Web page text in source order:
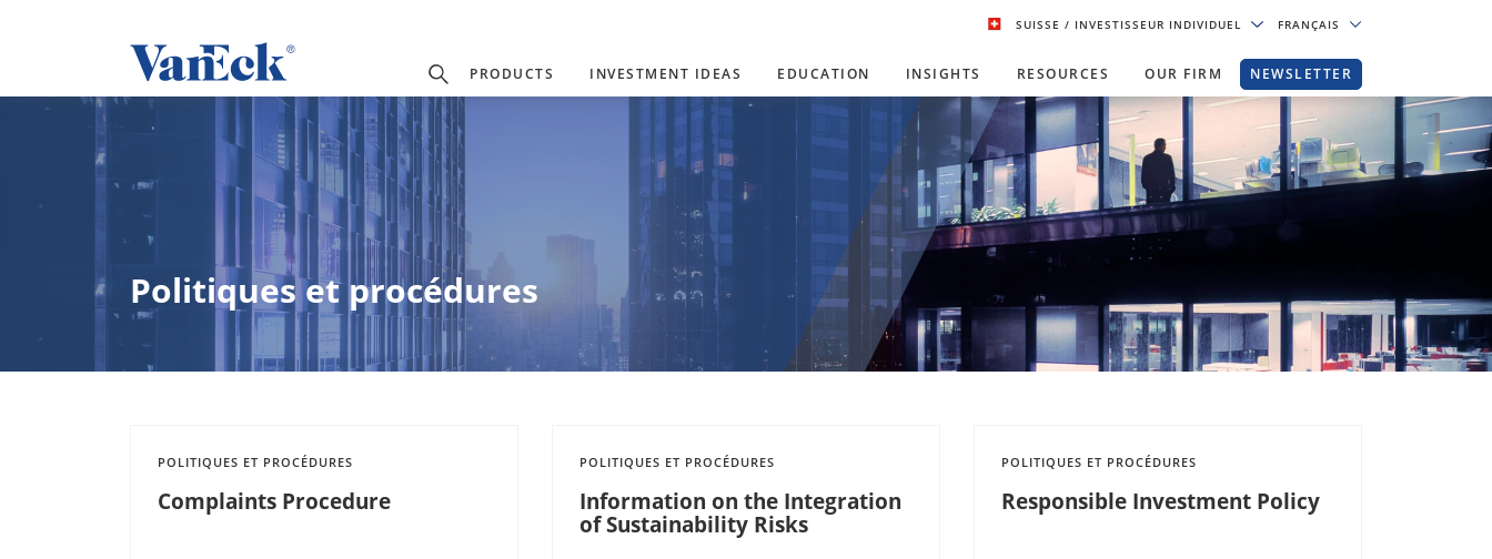
SUISSE/ INVESTISSEUR INDIVIDUEL FRANÇAIS
PRODUCTS INVESTMENT IDEAS EDUCATION INSIGHTS RESOURCES OUR FIRM NEWSLETTER
Politiques et procédures
POLITIQUES ET PROCÉDURES
Complaints Procedure
POLITIQUES ET PROCÉDURES
Information on the Integration
of Sustainability Risks
POLITIQUES ET PROCÉDURES
Responsible Investment Policy